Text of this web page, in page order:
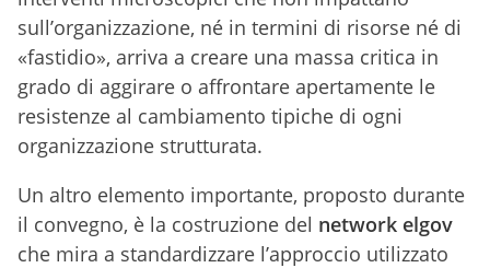
sull’organizzazione, né in termini di risorse né di
«fastidio», arriva a creare una massa critica in
grado di aggirare o affrontare apertamente le
resistenze al cambiamento tipiche di ogni
organizzazione strutturata.
Un altro elemento importante, proposto durante
il convegno, è la costruzione del network elgov
che mira a standardizzare l’approccio utilizzato